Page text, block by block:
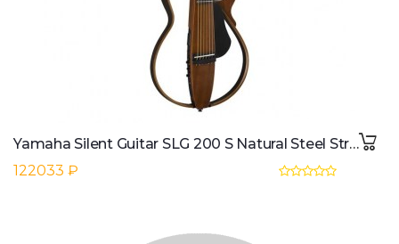
Yamaha Silent Guitar SLG 200 S Natural Steel Strings
122033 ₽